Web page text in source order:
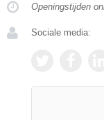
Openingstijden
Sociale media: